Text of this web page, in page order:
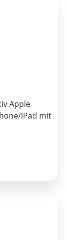
Apple
iPad mit